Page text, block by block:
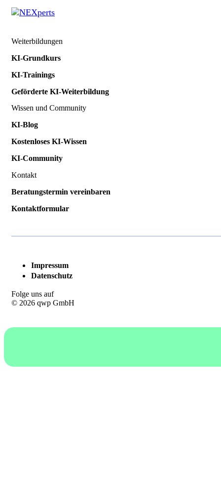
Weiterbildungen
KI-Grundkurs
KI-Trainings
Geförderte KI-Weiterbildung
Wissen und Community
KI-Blog
Kostenloses KI-Wissen
KI-Community
Kontakt
Beratungstermin vereinbaren
Kontaktformular
Impressum
Datenschutz
Folge uns auf
© 2026 qwp GmbH